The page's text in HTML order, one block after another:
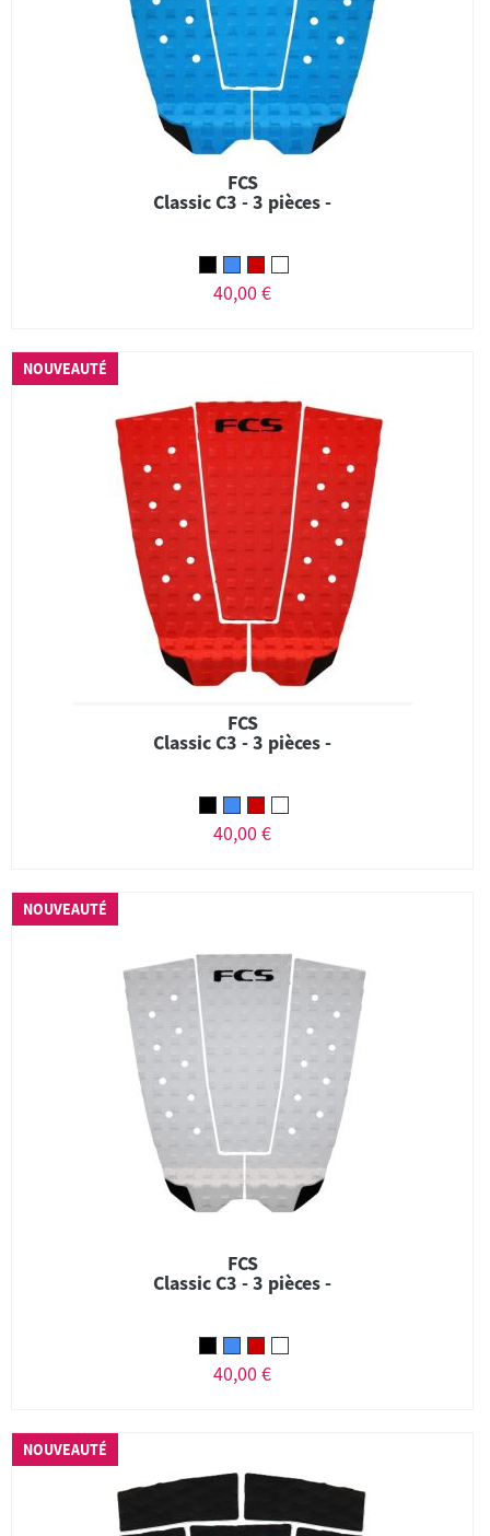
FCS
Classic C3 - 3 pièces -
40,00 €
NOUVEAUTÉ
FCS
Classic C3 - 3 pièces -
40,00 €
NOUVEAUTÉ
FCS
Classic C3 - 3 pièces -
40,00 €
NOUVEAUTÉ